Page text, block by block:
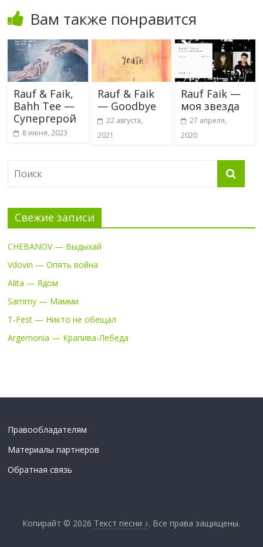
Вам также понравится
Rauf & Faik,
Bahh Tee —
Супергерой
8 июня, 2023
Rauf & Faik
— Goodbye
22 августа,
2021
Rauf Faik —
моя звезда
27 апреля,
2020
Свежие записи
CHEBANOV — Выдыхай
Vdovin — Опять война
Alita — Ядом
Sammy — Мамми
T-Fest — Никто не обещал
Argemonia — Крапива-Лебеда
Правообладателям
Материалы партнеров
Обратная связь
Копирайт © 2026 Текст песни ♪. Все права защищены.